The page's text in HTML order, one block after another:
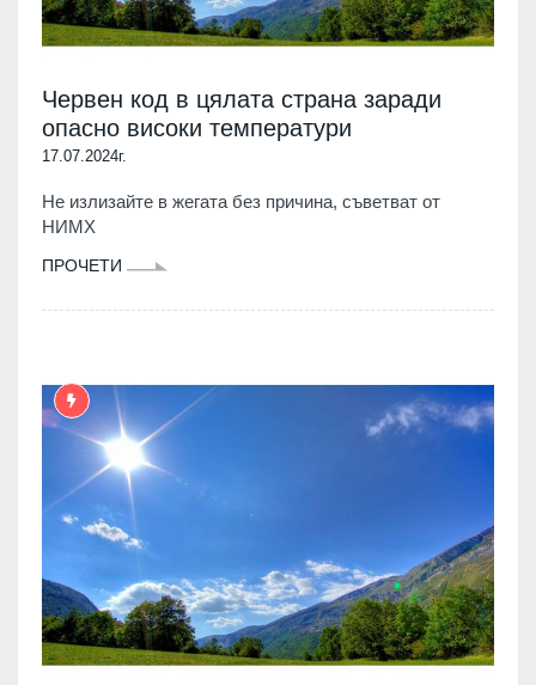
Червен код в цялата страна заради
опасно високи температури
17.07.2024г.
Не излизайте в жегата без причина, съветват от
НИМХ
ПРОЧЕТИ